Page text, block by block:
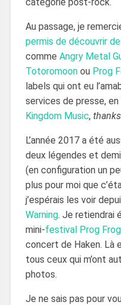
Au passage, je
permis de découvrir
comme Angry Metal
Totoromoonou Prog
labels qui ont eu
services de presse,
Kingdom Music,
L’année 2017 a été
deux légendes et
(en configuration un
plus pour moi que
j’espérais les voir
Warning. Je retiendrai
mini-festival Prog Frog
concert de Haken. Là
tous ceux qui m’ont
photos.
Je ne sais pas pour